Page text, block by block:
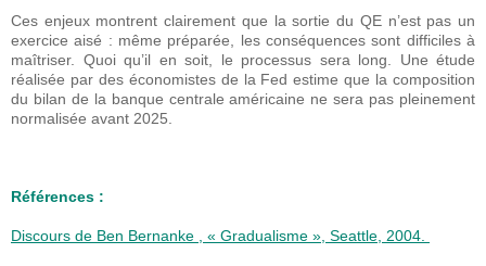
Ces enjeux montrent clairement que la sortie du QE n’est pas un
exercice aisé : même préparée, les conséquences sont difficiles à
maîtriser. Quoi qu’il en soit, le processus sera long. Une étude
réalisée par des économistes de la Fed estime que la composition
du bilan de la banque centrale américaine ne sera pas pleinement
normalisée avant 2025.
Références :
Discours de Ben Bernanke , « Gradualisme », Seattle, 2004.